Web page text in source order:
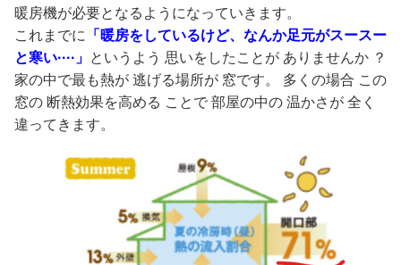
暖房機が必要となるようになっていきます。
これまでに
「暖房をしているけど、なんか足元がスースー
と寒い····」 というよう 思いをしたことが ありませんか ？
家の中で最も熱が 逃げる場所が 窓です。 多くの場合 この
窓の 断熱効果を高める ことで 部屋の中の 温かさが 全く
違ってきます。